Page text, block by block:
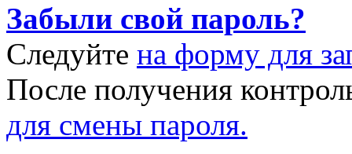
Забыли свой пароль?
Следуйте на форму для
После получения
для смены пароля.